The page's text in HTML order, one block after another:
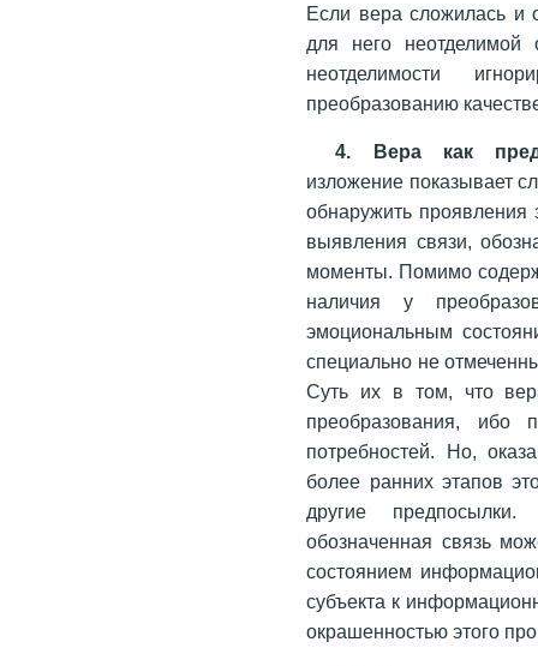
Если вера сложилась и
для него неотделимой
неотделимости
преобразованию
4. Вера как
изложение показывает
обнаружить проявления
выявления связи,
моменты. Помимо
наличия у
эмоциональным
специально не
Суть их в том, что
преобразования, ибо
потребностей. Но,
более ранних этапов
другие предпосылки.
обозначенная связь
состоянием
субъекта к
окрашенностью этого